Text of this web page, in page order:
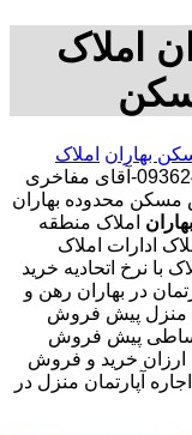
املاک
بهاران املاک
با30 در صد تخفیف.ه رایگان-09362467140-آقای مفاخری
محدوده بهاران
املاک منطقه
ادارات املاک
با نرخ اتحادیه خرید
در بهاران رهن و
منزل پیش فروش
پیش فروش
خرید و فروش
آپارتمان منزل در